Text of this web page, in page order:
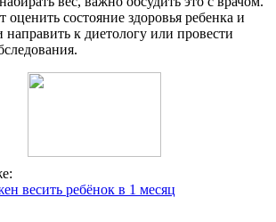
состояние здоровья ребенка и
к диетологу или провести
весить ребёнок в 1 месяц